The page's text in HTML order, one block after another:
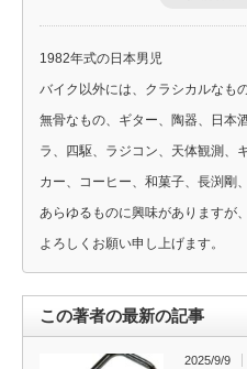
1982年式の日本男児
バイク以外には、クラシカルなも
無骨なもの、ギター、陶器、日本
ラ、四駆、ラジコン、天体観測、
カー、コーヒー、和菓子、長渕剛
あらゆるものに興味がありますが
よろしくお願い申し上げます。
この著者の最新の記事
2025/9/9